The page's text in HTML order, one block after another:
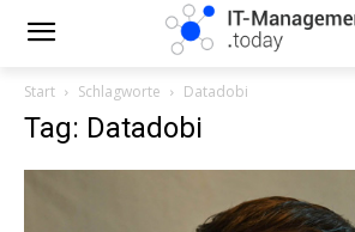
Start Schlagworte Datadobi
Tag: Datadobi